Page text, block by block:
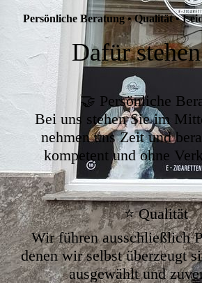
Persönliche Beratung • Qualität •
Dafür
🤝 Persönliche
Bei uns stehen Sie im
nehmen uns Zeit und
kompetent und ohne
⭐ Qualität
Wir führen ausschließlich
denen wir selbst überzeugt
ausgewählt und